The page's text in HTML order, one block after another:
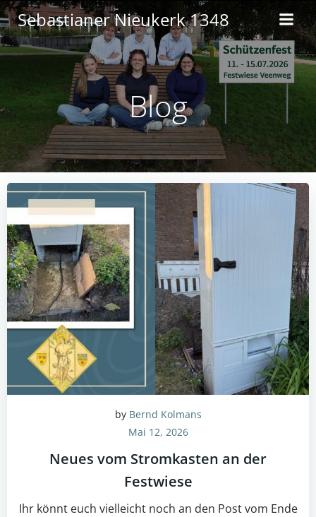
Inhalt
springen
Sebastianer Nieukerk 1348
Blog
by Bernd Kolmans
Mai 12, 2026
Neues vom Stromkasten an der
Festwiese
Ihr könnt euch vielleicht noch an den Post vom Ende